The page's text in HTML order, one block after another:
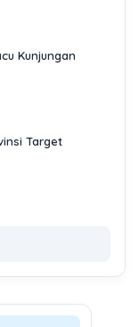
Kunjungan
Target